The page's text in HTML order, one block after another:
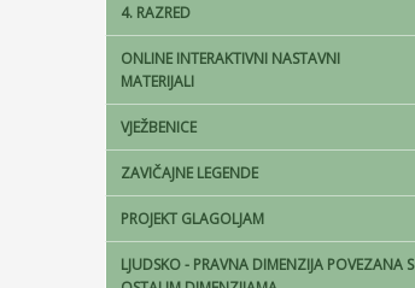
4. RAZRED
ONLINE INTERAKTIVNI NASTAVNI
MATERIJALI
VJEŽBENICE
ZAVIČAJNE LEGENDE
PROJEKT GLAGOLJAM
LJUDSKO - PRAVNA DIMENZIJA POVEZANA S